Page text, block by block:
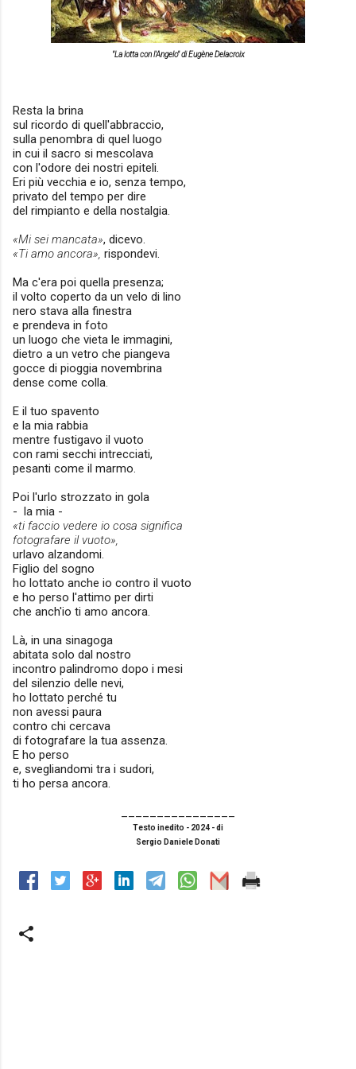
"La lotta con l'Angelo" di Eugène Delacroix
Resta la brina
sul ricordo di quell'abbraccio,
sulla penombra di quel luogo
in cui il sacro si mescolava
con l'odore dei nostri epiteli.
Eri più vecchia e io, senza tempo,
privato del tempo per dire
del rimpianto e della nostalgia.
«Mi sei mancata», dicevo.
«Ti amo ancora», rispondevi.
Ma c'era poi quella presenza;
il volto coperto da un velo di lino
nero stava alla finestra
e prendeva in foto
un luogo che vieta le immagini,
dietro a un vetro che piangeva
gocce di pioggia novembrina
dense come colla.
E il tuo spavento
e la mia rabbia
mentre fustigavo il vuoto
con rami secchi intrecciati,
pesanti come il marmo.
Poi l'urlo strozzato in gola
- la mia -
«ti faccio vedere io cosa significa
fotografare il vuoto»,
urlavo alzandomi.
Figlio del sogno
ho lottato anche io contro il vuoto
e ho perso l'attimo per dirti
che anch'io ti amo ancora.
Là, in una sinagoga
abitata solo dal nostro
incontro palindromo dopo i mesi
del silenzio delle nevi,
ho lottato perché tu
non avessi paura
contro chi cercava
di fotografare la tua assenza.
E ho perso
e, svegliandomi tra i sudori,
ti ho persa ancora.
Testo inedito - 2024 - di
Sergio Daniele Donati